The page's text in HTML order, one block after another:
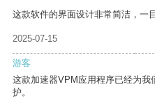
这款软件的界面设计非常简洁，一
2025-07-15
游客
这款加速器VPM应用程序已经为
护。